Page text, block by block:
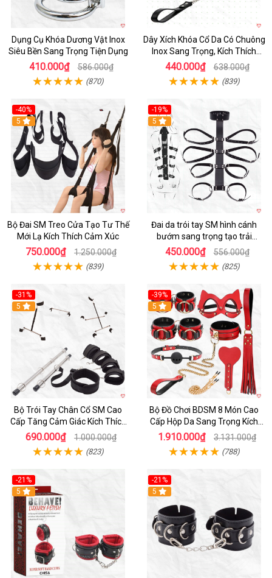
Dụng Cụ Khóa Dương Vật Inox
Siêu Bền Sang Trọng Tiện Dụng
410.000₫ 586.000₫
(870)
Dây Xích Khóa Cổ Da Có Chuông
Inox Sang Trọng, Kích Thích
Cảm Giác
440.000₫ 638.000₫
(839)
-40%
Hot
5
Bộ Đai SM Treo Cửa Tạo Tư Thế
Mới Lạ Kích Thích Cảm Xúc
750.000₫ 1.250.000₫
(839)
-19%
Hot
5
Đai da trói tay SM hình cánh
bướm sang trọng tạo trải
nghiệm bạo dâm
450.000₫ 556.000₫
(825)
-31%
Hot
5
Bộ Trói Tay Chân Cổ SM Cao
Cấp Tăng Cảm Giác Kích Thích
Cho Đôi Bạn
690.000₫ 1.000.000₫
(823)
-39%
5
Bộ Đồ Chơi BDSM 8 Món Cao
Cấp Hộp Da Sang Trọng Kích
Thích
1.910.000₫ 3.131.000₫
(788)
-21%
Hot
5
-21%
Hot
5